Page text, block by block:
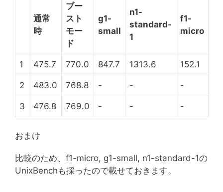
通常
時
ブー
スト
モー
ド
g1-
small
n1-
standard-
1
f1-
micro
1 475.7 770.0 847.7 1313.6 152.1
2 483.0 768.8 - - -
3 476.8 769.0 - - -
おまけ
比較のため、f1-micro, g1-small, n1-standard-1の
UnixBenchも採ったので載せておきます。